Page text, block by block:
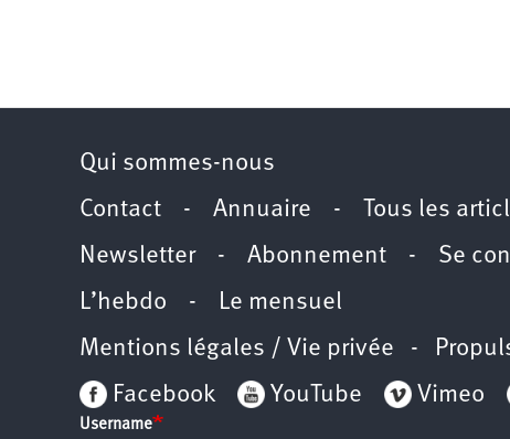
Qui sommes-nous
Contact - Annuaire - Tous les
Newsletter- Abonnement - Se
L’hebdo - Le mensuel
Mentions légales / Vie privée -
Facebook
YouTube Vimeo
Username